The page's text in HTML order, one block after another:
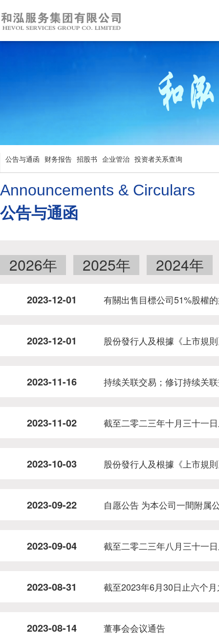
公告与通函 财务报告 招股书 企业管治 投资者关系查询
Announcements & Circulars
公告与通函
2026年 2025年 2024年
2023-12-01 有關出售目標公司51%股權
2023-12-01 股份發行人及根據《上市規
2023-11-16 持续关联交易；修订持续关
2023-11-02 截至二零二三年十月三十一
2023-10-03 股份發行人及根據《上市規
2023-09-22 自愿公告 为本公司一間附属
2023-09-04 截至二零二三年八月三十一
2023-08-31 截至2023年6月30日止六个
2023-08-14 董事会会议通告